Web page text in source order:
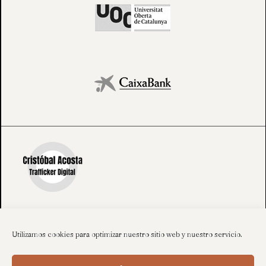
Utilizamos cookies para optimizar nuestro sitio web y nuestro servicio.